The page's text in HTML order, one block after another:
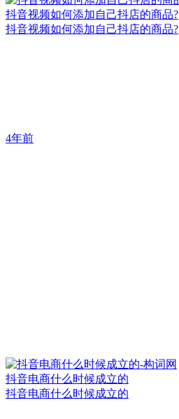
抖音视频如何添加自己抖店的商品?
抖音视频如何添加自己抖店的商品?
4年前
抖音电商什么时候成立的
抖音电商什么时候成立的